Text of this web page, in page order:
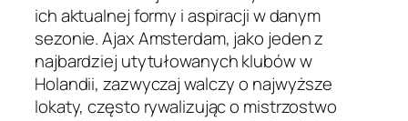
ich aktualnej formy i aspiracji w danym
sezonie. Ajax Amsterdam, jako jeden z
najbardziej utytułowanych klubów w
Holandii, zazwyczaj walczy o najwyższe
lokaty, często rywalizując o mistrzostwo